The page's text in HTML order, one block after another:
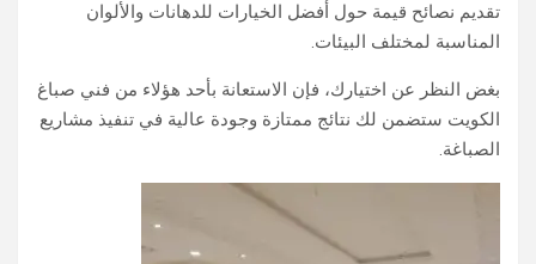
تقديم نصائح قيمة حول أفضل الخيارات للدهانات والألوان
المناسبة لمختلف البيئات.
بغض النظر عن اختيارك، فإن الاستعانة بأحد هؤلاء من فني صباغ
الكويت ستضمن لك نتائج ممتازة وجودة عالية في تنفيذ مشاريع
الصباغة.